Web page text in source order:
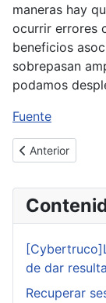
maneras hay
ocurrir errores
beneficios
sobrepasan
podamos
Fuente
Artículo anterior:
Anterior
de dar
Recuperar